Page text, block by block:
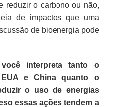
reduzir o carbono ou não,
de impactos que uma
de bioenergia pode
interpreta tanto o
e China quanto o
o uso de energias
essas ações tendem a